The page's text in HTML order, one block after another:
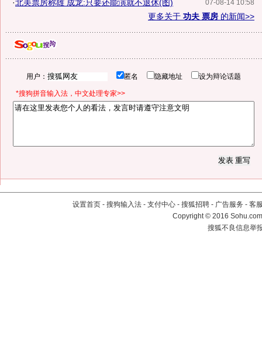
07-08-14 10:58
·北美票房称雄 成龙:只要还能演就不退休(图)
更多关于 功夫 票房 的新闻>>
用户： 匿名 隐藏地址 设为辩论话题
*搜狗拼音输入法，中文处理专家>>
设置首页 - 搜狗输入法 - 支付中心 - 搜狐招聘 - 广告服务 - 客
Copyright©2016
搜狐不良信息举